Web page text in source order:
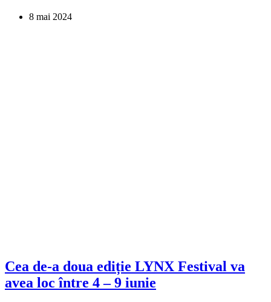
8 mai 2024
Cea de-a doua ediție LYNX Festival va
avea loc între 4 – 9 iunie